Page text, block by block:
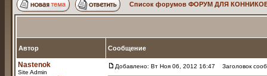
Список форумов ФОРУМ ДЛЯ КОННИКОВ
Автор Сообщение
Nastenok
Site Admin
Добавлено: Вт Ноя 06, 2012 16:47 Заголовок